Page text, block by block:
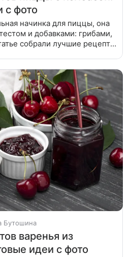
с фото
начинка для пиццы, она
и добавками: грибами,
собрали лучшие рецепты
Бутошина
варенья из
идеи с фото